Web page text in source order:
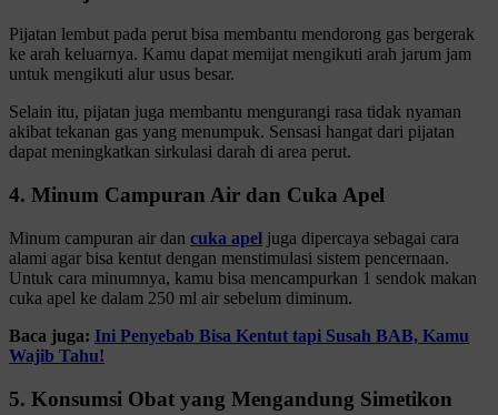
Pijatan lembut pada perut bisa membantu mendorong gas bergerak
ke arah keluarnya. Kamu dapat memijat mengikuti arah jarum jam
untuk mengikuti alur usus besar.
Selain itu, pijatan juga membantu mengurangi rasa tidak nyaman
akibat tekanan gas yang menumpuk. Sensasi hangat dari pijatan
dapat meningkatkan sirkulasi darah di area perut.
4. Minum Campuran Air dan Cuka Apel
Minum campuran air dan cuka apel juga dipercaya sebagai cara
alami agar bisa kentut dengan menstimulasi sistem pencernaan.
Untuk cara minumnya, kamu bisa mencampurkan 1 sendok makan
cuka apel ke dalam 250 ml air sebelum diminum.
Baca juga: Ini Penyebab Bisa Kentut tapi Susah BAB, Kamu
Wajib Tahu!
5. Konsumsi Obat yang Mengandung Simetikon